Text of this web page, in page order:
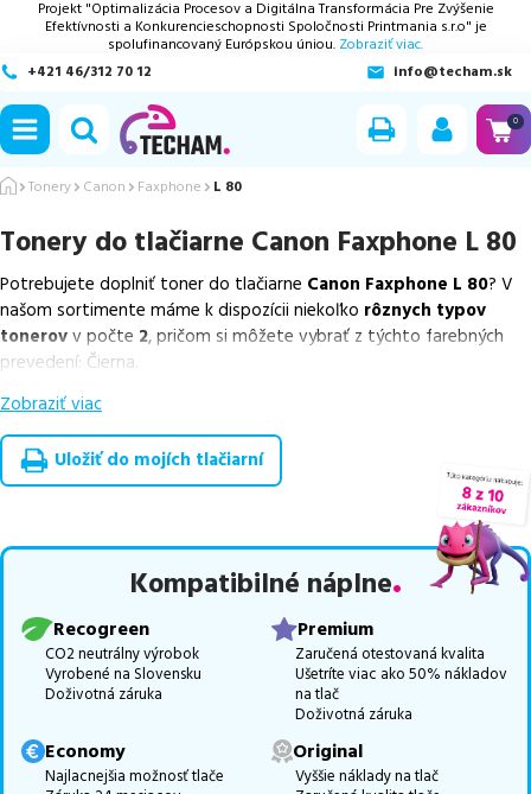
Projekt "Optimalizácia Procesov a Digitálna Transformácia Pre Zvýšenie
Efektívnosti a Konkurencieschopnosti Spoločnosti Printmania s.r.o" je
spolufinancovaný Európskou úniou. Zobraziť viac.
+421 46/312 70 12
info@techam.sk
0
Tonery Canon Faxphone L 80
Tonery do tlačiarne Canon Faxphone L 80
Potrebujete doplniť toner do tlačiarne Canon Faxphone L 80? V
našom sortimente máme k dispozícii niekoľko rôznych typov
tonerovv počte 2, pričom si môžete vybrať z týchto farebných
prevedení: Čierna.
Z uvedeného množstva dostupných náplní
náplnev počte1ks, ako ajcenovo výhodnejšie alternatívy,
ktoré plne zachovávajú kvalitu tlače
overené náhrady v rôznych triedach
, medzi ktoré patrí
Celá táto certifikovaná ponuka, spĺňajúca normy ISO 9001 a 14001,
zaručuje bezproblémovú tlač.Najlacnejší produktu nás nájdete
Vieme, že pri nákupe zohráva dôležitú úlohu aj dostupnosť. Preto
sa snažímepravidelne naskladňovať produkty, aby boli ihneď k
dispozícii na odoslanie.
Aktuálne máme k tejto tlačiarni
Ak si pri výbere nie ste istí, ktoré riešenie je pre vaše potreby
Zobraziť viac
Uložiť do mojích tlačiarní
Kompatibilné náplne
Recogreen
CO2 neutrálny výrobok
Vyrobené na Slovensku
Doživotná záruka
Premium
Zaručená otestovaná kvalita
Ušetríte viac ako 50% nákladov
na tlač
Doživotná záruka
Economy
Najlacnejšia možnosť tlače
Original
Vyššie náklady na tlač